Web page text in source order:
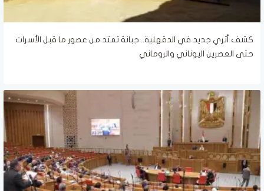
كشف أثري جديد في الدقهلية.. جبانة تمتد من عصور ما قبل الأسرات
حتى العصرين اليوناني والروماني